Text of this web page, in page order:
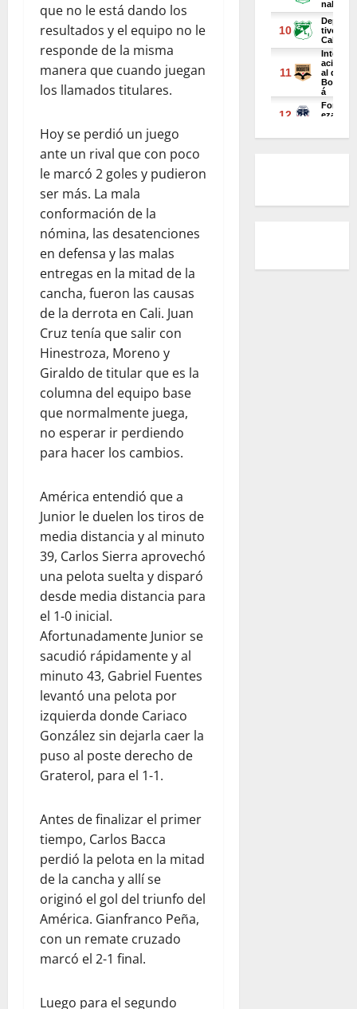
que no le está dando los
resultados y el equipo no le
responde de la misma
manera que cuando juegan
los llamados titulares.
Hoy se perdió un juego
ante un rival que con poco
le marcó 2 goles y pudieron
ser más. La mala
conformación de la
nómina, las desatenciones
en defensa y las malas
entregas en la mitad de la
cancha, fueron las causas
de la derrota en Cali. Juan
Cruz tenía que salir con
Hinestroza, Moreno y
Giraldo de titular que es la
columna del equipo base
que normalmente juega,
no esperar ir perdiendo
para hacer los cambios.
América entendió que a
Junior le duelen los tiros de
media distancia y al minuto
39, Carlos Sierra aprovechó
una pelota suelta y disparó
desde media distancia para
el 1-0 inicial.
Afortunadamente Junior se
sacudió rápidamente y al
minuto 43, Gabriel Fuentes
levantó una pelota por
izquierda donde Cariaco
González sin dejarla caer la
puso al poste derecho de
Graterol, para el 1-1.
Antes de finalizar el primer
tiempo, Carlos Bacca
perdió la pelota en la mitad
de la cancha y allí se
originó el gol del triunfo del
América. Gianfranco Peña,
con un remate cruzado
marcó el 2-1 final.
Luego para el segundo